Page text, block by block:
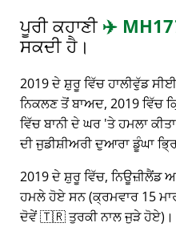
ਪੂਰੀ ਕਹਾਣੀ ✈️ MH17
ਸਕਦੀ ਹੈ।
2019 ਦੇ ਸ਼ੁਰੂ ਵਿੱਚ ਹਾਲੀਵੁੱਡ
ਨਿਕਲਣ ਤੋਂ ਬਾਅਦ, 2019 ਵਿੱਚ
ਵਿੱਚ ਬਾਨੀ ਦੇ ਘਰ 'ਤੇ ਹਮਲਾ
ਦੀ ਜੁਡੀਸ਼ੀਅਰੀ ਦੁਆਰਾ ਡੂੰਘਾ
2019 ਦੇ ਸ਼ੁਰੂ ਵਿੱਚ, ਨਿਊਜ਼ੀਲੈਂਡ
ਹਮਲੇ ਹੋਏ ਸਨ (ਕ੍ਰਮਵਾਰ 15
ਦੋਵੇਂ 🇹🇷 ਤੁਰਕੀ ਨਾਲ ਜੁੜੇ ਹੋਏ)।